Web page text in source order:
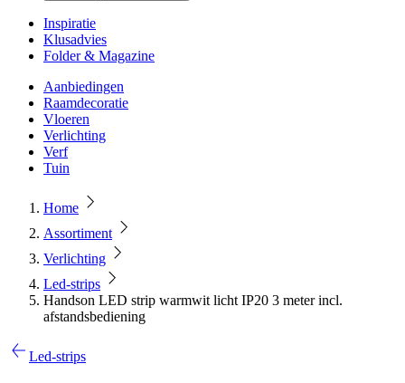
Inspiratie
Klusadvies
Folder & Magazine
Aanbiedingen
Raamdecoratie
Vloeren
Verlichting
Verf
Tuin
Home
Assortiment
Verlichting
Led-strips
Handson LED strip warmwit licht IP20 3 meter incl.
afstandsbediening
Led-strips